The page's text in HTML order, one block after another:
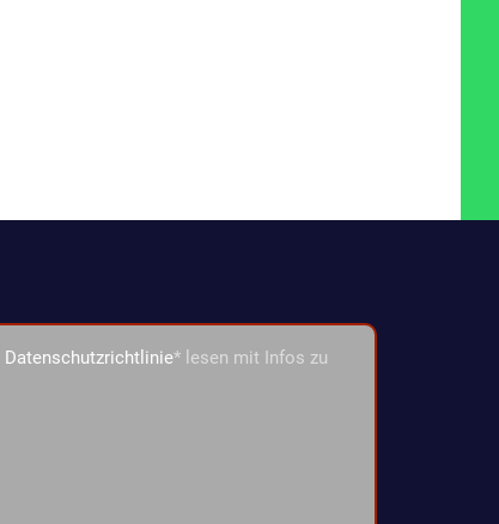
Datenschutzrichtlinie* lesen mit Infos zu